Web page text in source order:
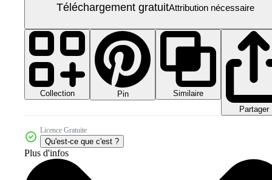
Téléchargement gratuitAttribution nécessaire
Collection Pin
Similaire
Partager
Licence Gratuite
Qu'est-ce que c'est ?
Plus d'infos